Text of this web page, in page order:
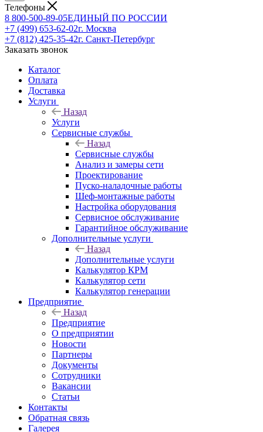
Телефоны
8 800-500-89-05ЕДИНЫЙ ПО РОССИИ
+7 (499) 653-62-02г. Москва
+7 (812) 425-35-42г. Санкт-Петербург
Заказать звонок
Каталог
Оплата
Доставка
Услуги
Назад
Услуги
Сервисные службы
Назад
Сервисные службы
Анализ и замеры сети
Проектирование
Пуско-наладочные работы
Шеф-монтажные работы
Настройка оборудования
Сервисное обслуживание
Гарантийное обслуживание
Дополнительные услуги
Назад
Дополнительные услуги
Калькулятор КРМ
Калькулятор сети
Калькулятор генерации
Предприятие
Назад
Предприятие
О предприятии
Новости
Партнеры
Документы
Сотрудники
Вакансии
Статьи
Контакты
Обратная связь
Галерея